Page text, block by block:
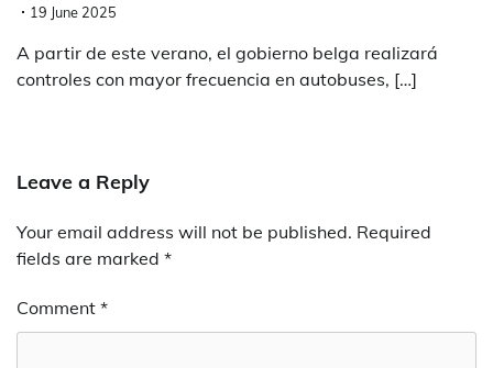
19 June 2025
A partir de este verano, el gobierno belga realizará
controles con mayor frecuencia en autobuses, […]
Leave a Reply
Your email address will not be published. Required
fields are marked *
Comment *